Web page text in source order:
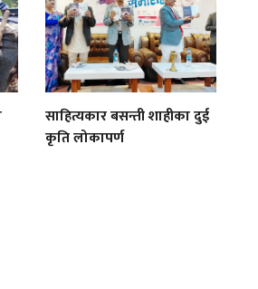
साहित्यकार बसन्ती शाहीका दुई
कृति लोकापर्ण